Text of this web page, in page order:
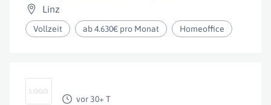
Linz
Vollzeit ab 4.630€ pro Monat Homeoffice
vor 30+ T